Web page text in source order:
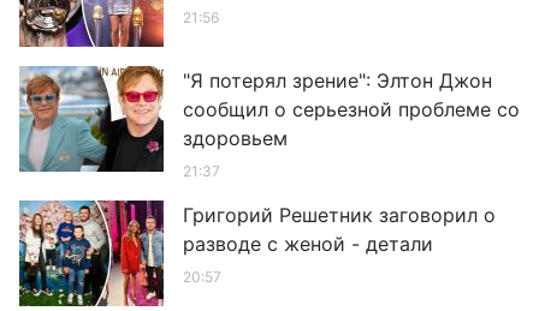
21:56
"Я потерял зрение": Элтон Джон
сообщил о серьезной проблеме со
здоровьем
21:37
Григорий Решетник заговорил о
разводе с женой - детали
20:57